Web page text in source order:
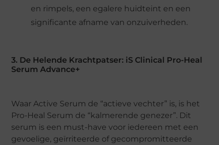
en rimpels, een egalere huidteint en een
significante afname van onzuiverheden.
3. De Helende Krachtpatser: iS Clinical Pro-Heal
Serum Advance+
Waar Active Serum de “actieve vechter” is, is het
Pro-Heal Serum de “kalmerende genezer”. Dit
serum is een must-have voor iedereen met een
gevoelige, geïrriteerde of gecompromitteerde